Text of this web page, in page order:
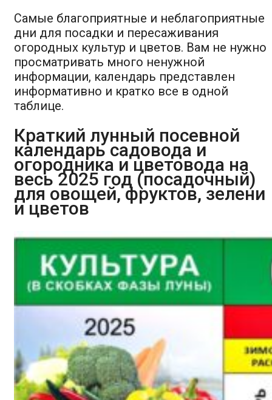
Самые благоприятные и неблагоприятные
дни для посадки и пересаживания
огородных культур и цветов. Вам не нужно
просматривать много ненужной
информации, календарь представлен
информативно и кратко все в одной
таблице.
Краткий лунный посевной
календарь садовода и
огородника и цветовода на
весь 2025 год (посадочный)
для овощей, фруктов, зелени
и цветов